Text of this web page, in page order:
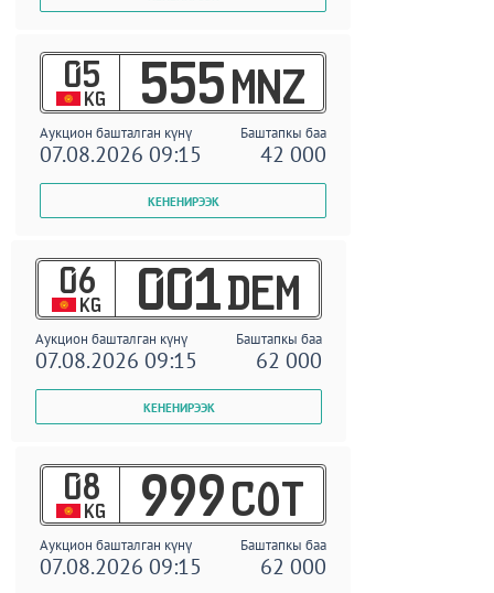
05
KG 555 MNZ
Аукцион башталган күнү Баштапкы баа
07.08.2026 09:15 42 000
06
KG 001 DEM
Аукцион башталган күнү Баштапкы баа
07.08.2026 09:15 62 000
08
KG 999 COT
Аукцион башталган күнү Баштапкы баа
07.08.2026 09:15 62 000